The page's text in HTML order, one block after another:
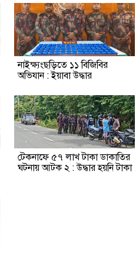
নাইক্ষ্যংছড়িতে ১১ বিজিবির
অভিযান : ইয়াবা উদ্ধার
টেকনাফে ৫৭ লাখ টাকা ডাকাতির
ঘটনায় আটক ২ : উদ্ধার হয়নি টাকা